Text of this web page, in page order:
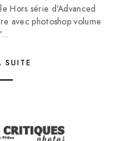
Hors série d’Advanced
avec photoshop volume
SUITE